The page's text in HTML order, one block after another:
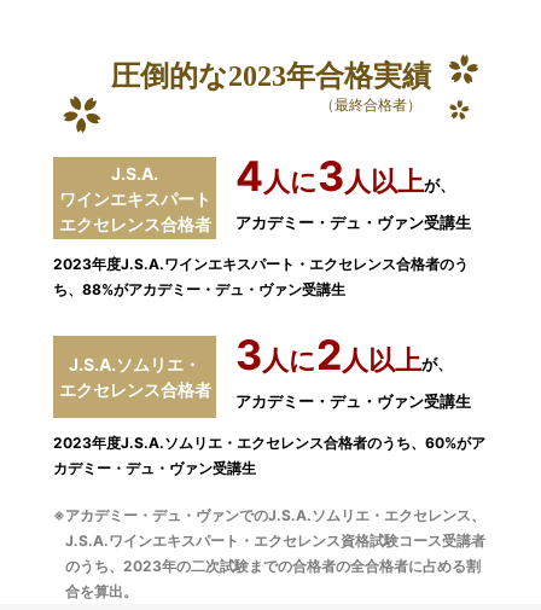
圧倒的な2023年合格実績
（最終合格者）
J.S.A.
ワインエキスパート
エクセレンス合格者
4人に3人以上が、
アカデミー・デュ・ヴァン受講生
2023年度J.S.A.ワインエキスパート・エクセレンス合格者のう
ち、88%がアカデミー・デュ・ヴァン受講生
J.S.A.ソムリエ・
エクセレンス合格者
3人に2人以上が、
アカデミー・デュ・ヴァン受講生
2023年度J.S.A.ソムリエ・エクセレンス合格者のうち、60%がア
カデミー・デュ・ヴァン受講生
※アカデミー・デュ・ヴァンでのJ.S.A.ソムリエ・エクセレンス、
J.S.A.ワインエキスパート・エクセレンス資格試験コース受講者
のうち、2023年の二次試験までの合格者の全合格者に占める割
合を算出。